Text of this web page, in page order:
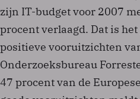
zijn IT-budget voor 2007
procent verlaagd. Dat is
positieve vooruitzichten
Onderzoeksbureau
47 procent van de